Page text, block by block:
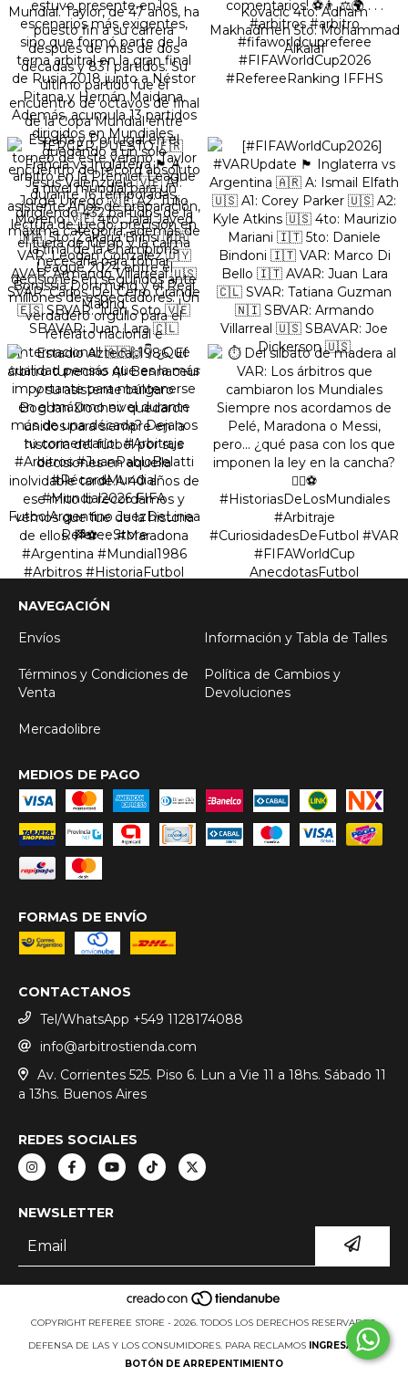
NAVEGACIÓN
Envíos
Información y Tabla de Talles
Términos y Condiciones de
Venta
Política de Cambios y
Devoluciones
Mercadolibre
MEDIOS DE PAGO
FORMAS DE ENVÍO
CONTACTANOS
Tel/WhatsApp +549 1128174088
info@arbitrostienda.com
Av. Corrientes 525. Piso 6. Lun a Vie 11 a 18hs. Sábado 11
a 13hs. Buenos Aires
REDES SOCIALES
NEWSLETTER
COPYRIGHT REFEREE STORE - 2026. TODOS LOS DERECHOS RESERVADOS.
DEFENSA DE LAS Y LOS CONSUMIDORES. PARA RECLAMOS INGRESÁ ACÁ.
BOTÓN DE ARREPENTIMIENTO